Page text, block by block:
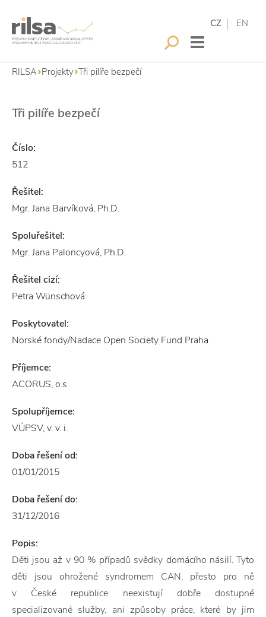
CZ EN
RILSA Projekty Tři pilíře bezpečí
Tři pilíře bezpečí
Číslo:
512
Řešitel:
Mgr. Jana Barvíková, Ph.D.
Spoluřešitel:
Mgr. Jana Paloncyová, Ph.D.
Řešitel cizí:
Petra Wünschová
Poskytovatel:
Norské fondy/Nadace Open Society Fund Praha
Příjemce:
ACORUS, o.s.
Spolupříjemce:
VÚPSV, v. v. i.
Doba řešení od:
01/01/2015
Doba řešení do:
31/12/2016
Popis:
Děti jsou až v 90 % případů svědky domácího násilí. Tyto
děti jsou ohrožené syndromem CAN, přesto pro ně
v České republice neexistují dobře dostupné
specializované služby, ani způsoby práce, které by jim